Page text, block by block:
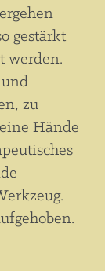
gestärkt
werden.
zu
Hände